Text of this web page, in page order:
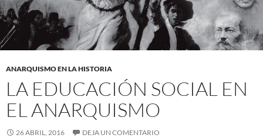
ANARQUISMO EN LA HISTORIA
LA EDUCACIÓN SOCIAL EN
EL ANARQUISMO
26 ABRIL, 2016 DEJA UN COMENTARIO